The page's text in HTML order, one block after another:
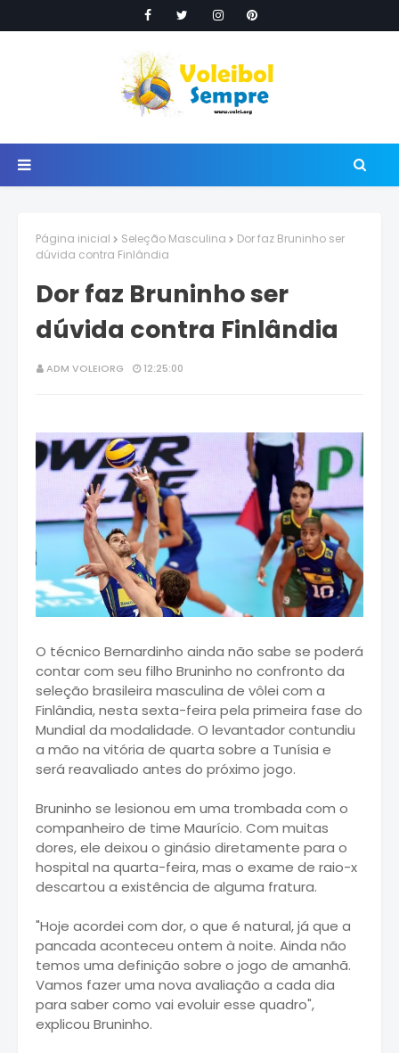
Página inicial Seleção Masculina
Dor faz Bruninho ser
dúvida contra Finlândia
Dor faz Bruninho ser
dúvida contra Finlândia
ADM VOLEIORG 12:25:00
O técnico Bernardinho ainda não sabe se poderá
contar com seu filho Bruninho no confronto da
seleção brasileira masculina de vôlei com a
Finlândia, nesta sexta-feira pela primeira fase do
Mundial da modalidade. O levantador contundiu
a mão na vitória de quarta sobre a Tunísia e
será reavaliado antes do próximo jogo.
Bruninho se lesionou em uma trombada com o
companheiro de time Maurício. Com muitas
dores, ele deixou o ginásio diretamente para o
hospital na quarta-feira, mas o exame de raio-x
descartou a existência de alguma fratura.
"Hoje acordei com dor, o que é natural, já que a
pancada aconteceu ontem à noite. Ainda não
temos uma definição sobre o jogo de amanhã.
Vamos fazer uma nova avaliação a cada dia
para saber como vai evoluir esse quadro",
explicou Bruninho.